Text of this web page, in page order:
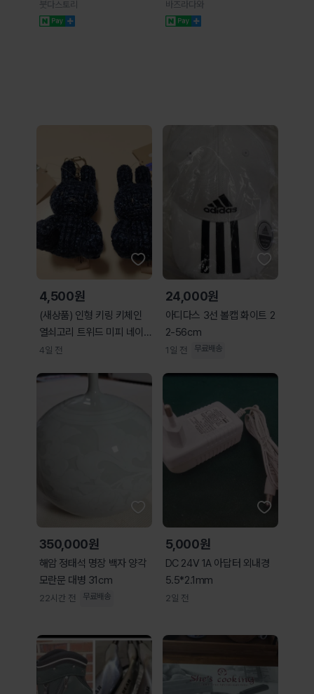
천주
붓다스토리 바즈라다와
4,500원
(새상품) 인형 키링 키체인
열쇠고리 트위드 미피 네이
비 8cm
4일 전
24,000원
아디다스 3선 볼캡 화이트 2
2-56cm
1일 전 무료배송
350,000원
해암 정태석 명장 백자 양각
모란문 대병 31cm
22시간 전 무료배송
5,000원
DC 24V 1A 아답터 외내경
5.5*2.1mm
2일 전